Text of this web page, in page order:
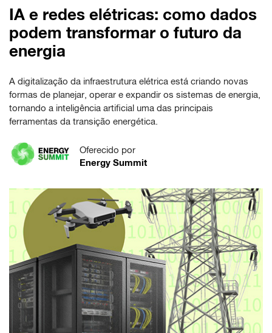
IA e redes elétricas: como dados
podem transformar o futuro da
energia
A digitalização da infraestrutura elétrica está criando novas
formas de planejar, operar e expandir os sistemas de energia,
tornando a inteligência artificial uma das principais
ferramentas da transição energética.
Oferecido por
Energy Summit